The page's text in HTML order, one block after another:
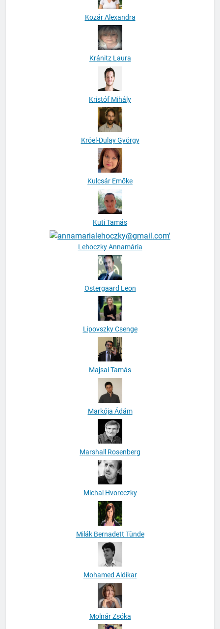
Kozár Alexandra
Kránitz Laura
Kristóf Mihály
Kröel-Dulay György
Kulcsár Emőke
Kuti Tamás
Lehoczky Annamária
Ostergaard Leon
Lipovszky Csenge
Majsai Tamás
Markója Ádám
Marshall Rosenberg
Michal Hvoreczky
Milák Bernadett Tünde
Mohamed Aldikar
Molnár Zsóka